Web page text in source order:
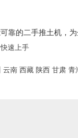
的二手推土机，为
速上手
云南 西藏 陕西 甘肃 青